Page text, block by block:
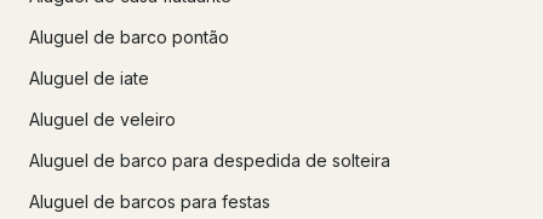
Aluguel de barco pontão
Aluguel de iate
Aluguel de veleiro
Aluguel de barco para despedida de solteira
Aluguel de barcos para festas